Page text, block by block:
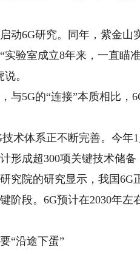
6G研究。同年，紫金山
实验室成立8年来，一直瞄
。
5G的“连接”本质相比，
体系正不断完善。今年1
形成超300项关键技术储
院的研究显示，我国6G
阶段。6G预计在2030年
沿途下蛋”